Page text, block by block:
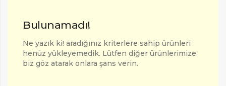
Bulunamadı!
Ne yazık ki! aradığınız kriterlere sahip ürünleri
henüz yükleyemedik. Lütfen diğer ürünlerimize
biz göz atarak onlara şans verin.